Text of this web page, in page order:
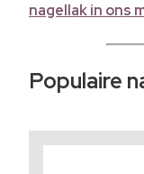
nagellak in ons
Populaire